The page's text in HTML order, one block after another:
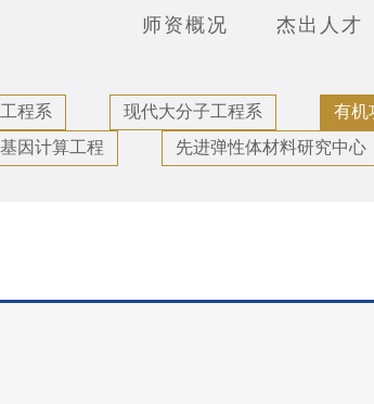
师资概况 杰出人才
程系 现代大分子工程系 有机
因计算工程 先进弹性体材料研究中心